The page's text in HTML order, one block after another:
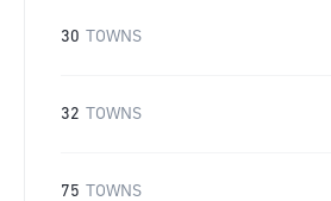
30 TOWNS
32 TOWNS
75 TOWNS